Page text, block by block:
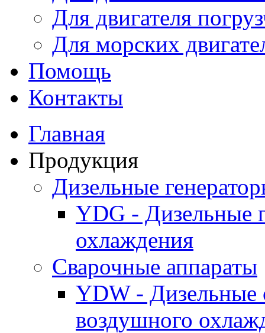
Для двигателя
Для морских
Помощь
Контакты
Главная
Продукция
Дизельные
YDG - Дизельные
охлаждения
Cварочные аппараты
YDW - Дизельные
воздушного